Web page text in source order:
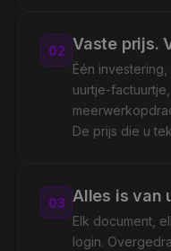
02 Vaste prijs.
Één
uurtje-
De prijs die u
03 Alles is van
Elk document,
login.